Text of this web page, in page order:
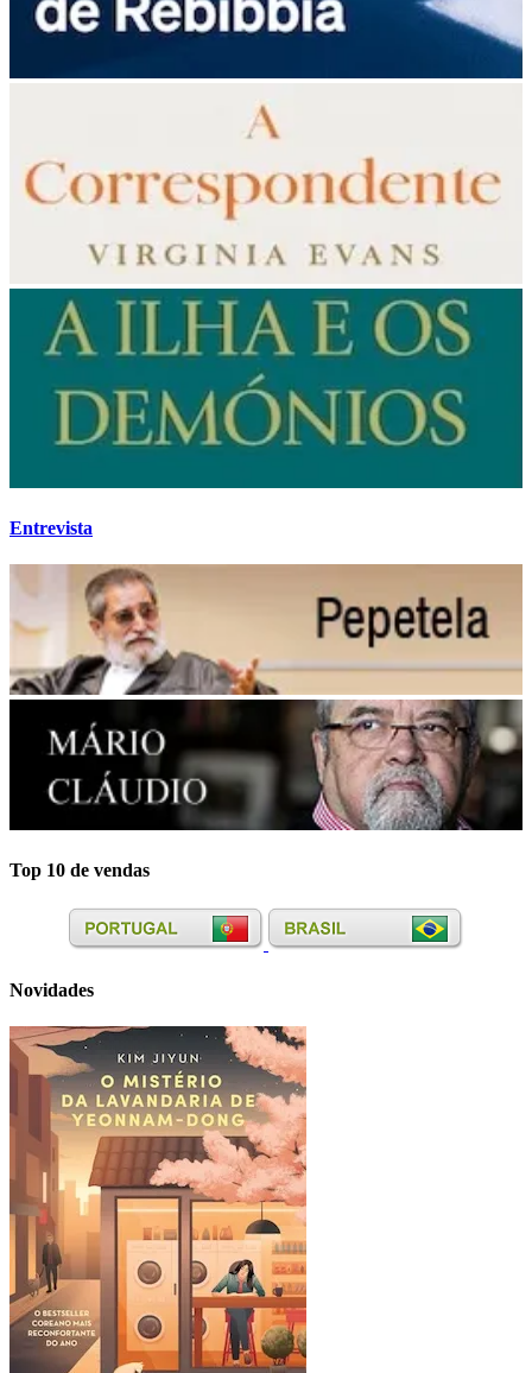
Entrevista
Top 10 de vendas
Novidades